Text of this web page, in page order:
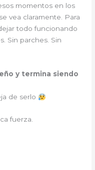
momentos en los
vea claramente. Para
todo funcionando
Sin parches. Sin
y termina siendo
de serlo
fuerza.